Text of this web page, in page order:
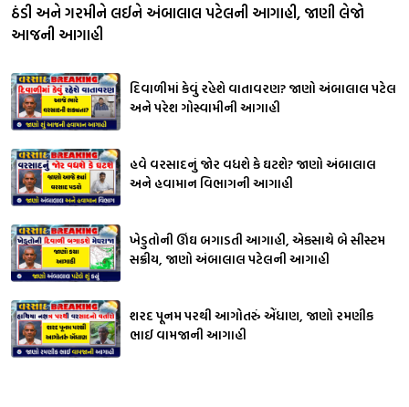
ઠંડી અને ગરમીને લઈને અંબાલાલ પટેલની આગાહી, જાણી લેજો
આજની આગાહી
દિવાળીમાં કેવું રહેશે વાતાવરણ? જાણો અંબાલાલ પટેલ
અને પરેશ ગોસ્વામીની આગાહી
હવે વરસાદનું જોર વધશે કે ઘટશે? જાણો અંબાલાલ
અને હવામાન વિભાગની આગાહી
ખેડુતોની ઊંઘ બગાડતી આગાહી, એકસાથે બે સીસ્ટમ
સક્રીય, જાણો અંબાલાલ પટેલની આગાહી
શરદ પૂનમ પરથી આગોતરું એંધાણ, જાણો રમણીક
ભાઈ વામજાની આગાહી